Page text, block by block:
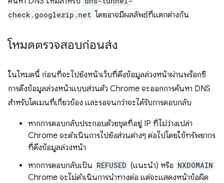
check.googlezip.net โดยอาจมีผลลัพธ์ที่แตกต่างกัน
โหมดตรวจสอบก่อนส่ง
ในโหมดนี้ ก่อนที่จะไปยังหน้าเว็บที่ดึงข้อมูลล่วงหน้าผ่านพร็อกซี
การดึงข้อมูลล่วงหน้าแบบส่วนตัว Chrome จะออกการค้นหา DNS
สำหรับโดเมนที่เกี่ยวข้อง และรอจนกว่าจะได้รับการตอบกลับ
หากการตอบกลับประกอบด้วยชุดที่อยู่ IP ที่ไม่ว่างเปล่า
Chrome จะดำเนินการไปยังส่วนต่างๆ ต่อไปโดยใช้ทรัพยากร
ที่ดึงข้อมูลล่วงหน้า
หากการตอบกลับเป็น REFUSED (แนะนำ) หรือ NXDOMAIN
Chrome จะไม่ดำเนินการนำทางต่อ แต่จะแสดงหน้าข้อผิด